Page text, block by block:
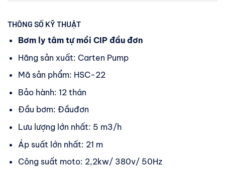
THÔNG SỐ KỸ THUẬT
Bơm ly tâm tự mồi CIP đầu đơn
Hãng sản xuất: Carten Pump
Mã sản phẩm: HSC-22
Bảo hành: 12 thán
Đầu bơm: Đầuđơn
Lưu lượng lớn nhất: 5 m3/h
Áp suất lớn nhất: 21 m
Công suất moto: 2,2kw/ 380v/ 50Hz